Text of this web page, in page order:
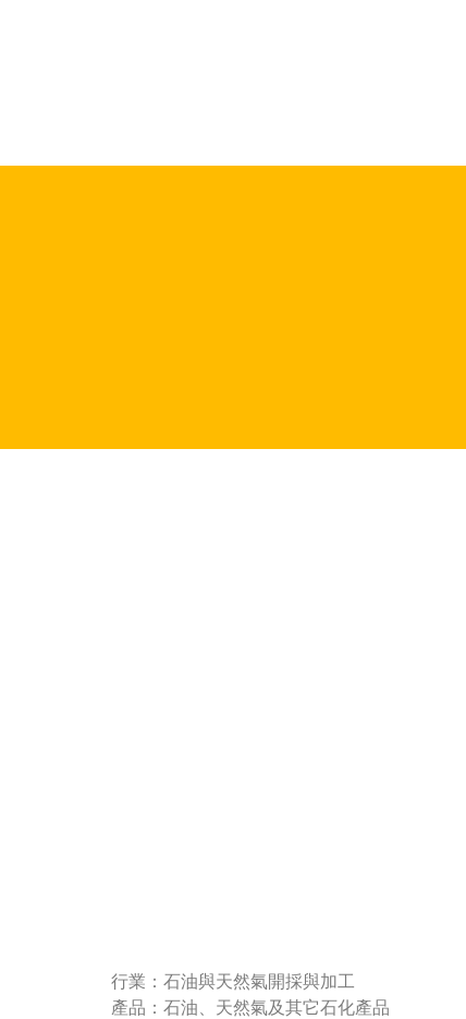
行業：石油與天然氣開採與加工
產品：石油、天然氣及其它石化產品